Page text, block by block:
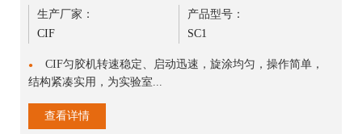
生产厂家：
CIF
产品型号：
SC1
●
CIF匀胶机转速稳定、启动迅速，旋涂均匀，操作简单，
结构紧凑实用，为实验室...
查看详情